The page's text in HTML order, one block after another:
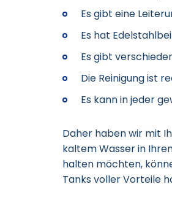
Es gibt eine
Es hat
Es gibt
Die Reinigung ist
Es kann in jeder
Daher haben wir mit
kaltem Wasser in
halten möchten,
Tanks voller Vorteile